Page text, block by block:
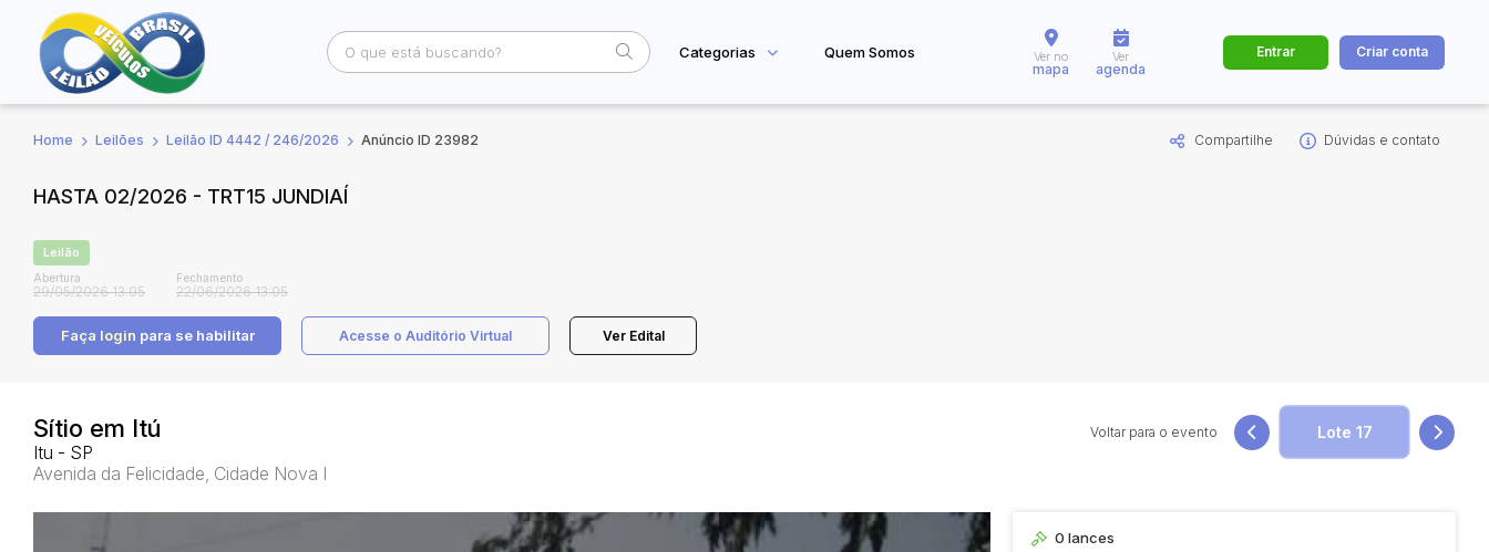
Busca por palavra-chave Categoria Cidade
Categorias Quem Somos Ver no
mapa
Ver
agenda
Entrar Criar conta
Home Leilões Leilão ID 4442 / 246/2026 Anúncio ID 23982 Compartilhe Dúvidas e contato
HASTA 02/2026 - TRT15 JUNDIAÍ
Leilão
Abertura
29/05/2026 13:05
Fechamento
22/06/2026 13:05
Faça login para se habilitar Acesse o Auditório Virtual Ver Edital
Sítio em Itú
Itu - SP
Avenida da Felicidade, Cidade Nova I
Voltar para o evento
0 lances